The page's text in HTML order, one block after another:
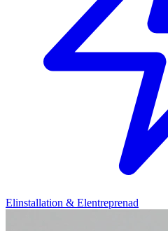
Elinstallation & Elentreprenad